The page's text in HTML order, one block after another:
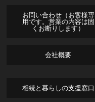
お問い合わせ（お客様専
用です。営業の内容は固
くお断りします）
会社概要
相続と暮らしの支援窓口